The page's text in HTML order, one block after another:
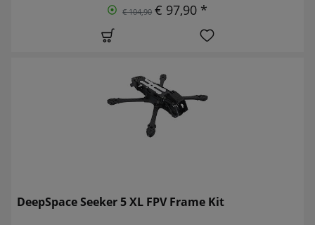
€ 104,90 € 97,90 *
DeepSpace Seeker 5 XL FPV Frame Kit